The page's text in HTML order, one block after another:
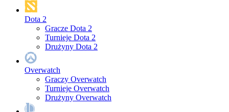
Dota 2
Gracze Dota 2
Turnieje Dota 2
Drużyny Dota 2
Overwatch
Graczy Overwatch
Turnieje Overwatch
Drużyny Overwatch